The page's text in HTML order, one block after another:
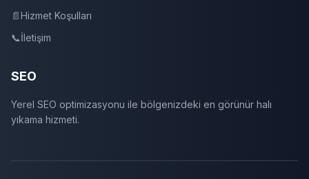
📄Hizmet Koşulları
📞İletişim
SEO
Yerel SEO optimizasyonu ile bölgenizdeki en görünür halı
yıkama hizmeti.